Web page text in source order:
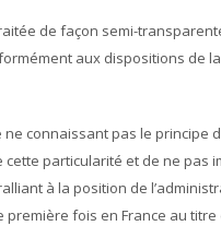
de façon semi-
aux dispositions de
ne connaissant pas le principe
particularité et de ne pas
à la position de
première fois en France au